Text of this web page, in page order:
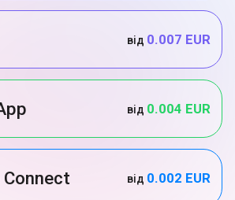
від 0.007 EUR
від 0.004 EUR
від 0.002 EUR